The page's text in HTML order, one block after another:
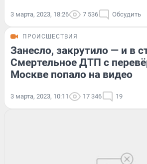
3 марта, 2023, 18:26 7 536 Обсудить
ПРОИСШЕСТВИЯ
Занесло, закрутило — и в
Смертельное ДТП с
Москве попало на видео
3 марта, 2023, 10:11 17 346 19